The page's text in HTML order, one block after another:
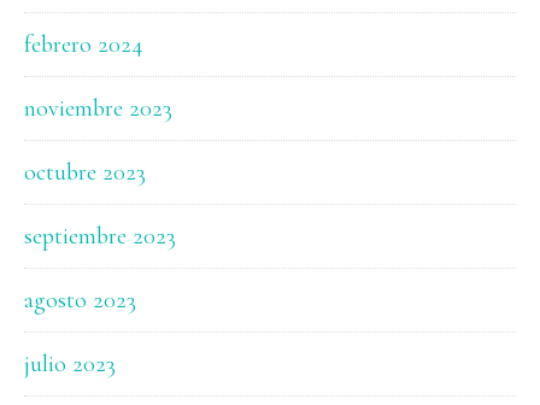
febrero 2024
noviembre 2023
octubre 2023
septiembre 2023
agosto 2023
julio 2023